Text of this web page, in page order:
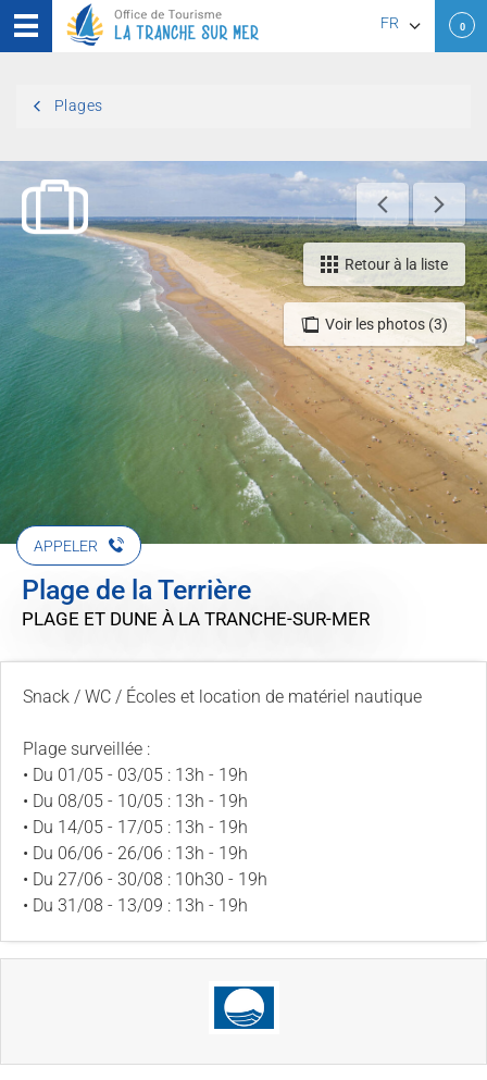
0
FR
Plages
Voir les photos (3)
Retour à la liste
APPELER
Plage de la Terrière
PLAGE ET DUNE À LA TRANCHE-SUR-MER
Snack / WC / Écoles et location de matériel nautique
Plage surveillée :
• Du 01/05 - 03/05 : 13h - 19h
• Du 08/05 - 10/05 : 13h - 19h
• Du 14/05 - 17/05 : 13h - 19h
• Du 06/06 - 26/06 : 13h - 19h
• Du 27/06 - 30/08 : 10h30 - 19h
• Du 31/08 - 13/09 : 13h - 19h